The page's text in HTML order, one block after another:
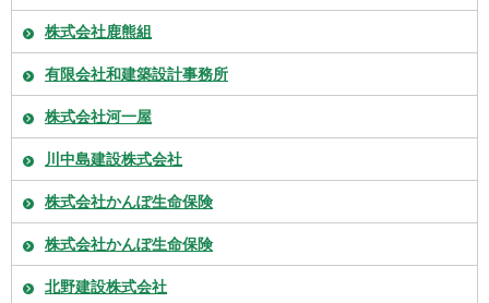
株式会社鹿熊組
有限会社和建築設計事務所
株式会社河一屋
川中島建設株式会社
株式会社かんぽ生命保険
株式会社かんぽ生命保険
北野建設株式会社